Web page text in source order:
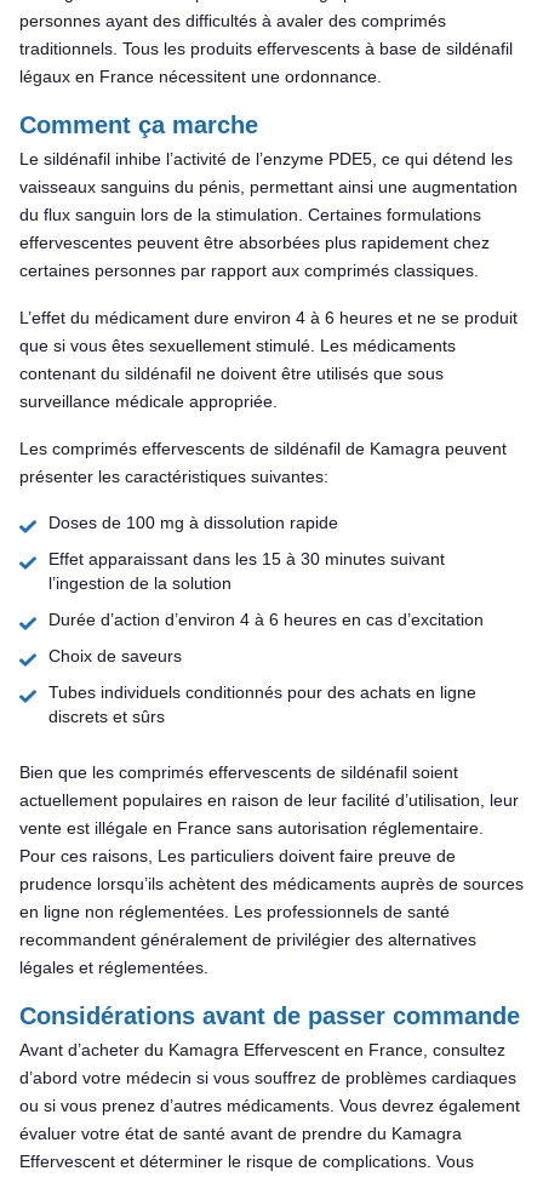
personnes ayant des difficultés à avaler des comprimés
traditionnels. Tous les produits effervescents à base de sildénafil
légaux en France nécessitent une ordonnance.
Comment ça marche
Le sildénafil inhibe l’activité de l’enzyme PDE5, ce qui détend les
vaisseaux sanguins du pénis, permettant ainsi une augmentation
du flux sanguin lors de la stimulation. Certaines formulations
effervescentes peuvent être absorbées plus rapidement chez
certaines personnes par rapport aux comprimés classiques.
L’effet du médicament dure environ 4 à 6 heures et ne se produit
que si vous êtes sexuellement stimulé. Les médicaments
contenant du sildénafil ne doivent être utilisés que sous
surveillance médicale appropriée.
Les comprimés effervescents de sildénafil de Kamagra peuvent
présenter les caractéristiques suivantes:
Doses de 100 mg à dissolution rapide
Effet apparaissant dans les 15 à 30 minutes suivant
l’ingestion de la solution
Durée d’action d’environ 4 à 6 heures en cas d’excitation
Choix de saveurs
Tubes individuels conditionnés pour des achats en ligne
discrets et sûrs
Bien que les comprimés effervescents de sildénafil soient
actuellement populaires en raison de leur facilité d’utilisation, leur
vente est illégale en France sans autorisation réglementaire.
Pour ces raisons, Les particuliers doivent faire preuve de
prudence lorsqu’ils achètent des médicaments auprès de sources
en ligne non réglementées. Les professionnels de santé
recommandent généralement de privilégier des alternatives
légales et réglementées.
Considérations avant de passer commande
Avant d’acheter du Kamagra Effervescent en France, consultez
d’abord votre médecin si vous souffrez de problèmes cardiaques
ou si vous prenez d’autres médicaments. Vous devrez également
évaluer votre état de santé avant de prendre du Kamagra
Effervescent et déterminer le risque de complications. Vous